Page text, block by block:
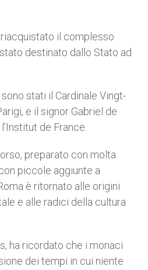
il complesso
destinato dallo Stato ad
stati il Cardinale Vingt-
e il signor Gabriel de
de France.
preparato con molta
piccole aggiunte a
è ritornato alle origini
e alle radici della cultura
ha ricordato che i monaci
dei tempi in cui niente